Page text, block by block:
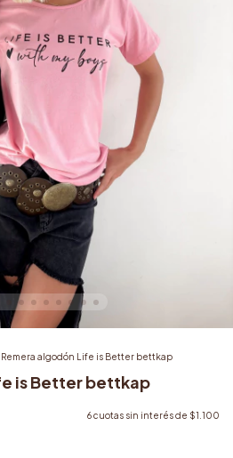
Remera algodón Life is Better bettkap
is Better bettkap
6cuotas sin interés de $1.100